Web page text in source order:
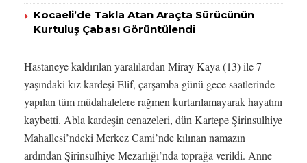
Kocaeli’de Takla Atan Araçta Sürücünün
Kurtuluş Çabası Görüntülendi
Hastaneye kaldırılan yaralılardan Miray Kaya (13) ile 7
yaşındaki kız kardeşi Elif, çarşamba günü gece saatlerinde
yapılan tüm müdahalelere rağmen kurtarılamayarak hayatını
kaybetti. Abla kardeşin cenazeleri, dün Kartepe Şirinsulhiye
Mahallesi’ndeki Merkez Cami’nde kılınan namazın
ardından Şirinsulhiye Mezarlığı’nda toprağa verildi. Anne